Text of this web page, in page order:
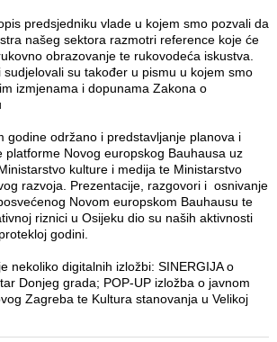
predsjedniku vlade u kojem smo pozvali da
našeg sektora razmotri reference koje će
obrazovanje te rukovodeća iskustva.
sudjelovali su također u pismu u kojem smo
izmjenama i dopunama Zakona o
godine održano i predstavljanje planova i
platforme Novog europskog Bauhausa uz
kulture i medija te Ministarstvo
razvoja. Prezentacije, razgovori i osnivanje
Novom europskom Bauhausu te
riznici u Osijeku dio su naših aktivnosti
godini.
nekoliko digitalnih izložbi: SINERGIJA o
Donjeg grada; POP-UP izložba o javnom
Zagreba te Kultura stanovanja u Velikoj